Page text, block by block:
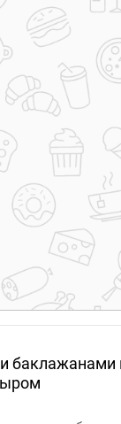
баклажанами